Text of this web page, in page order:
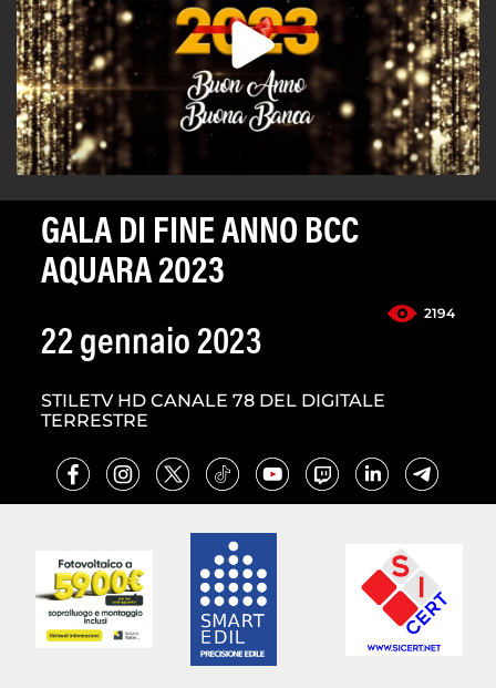
GALA DI FINE ANNO BCC
AQUARA 2023
2194
22 gennaio 2023
STILETV HD CANALE 78 DEL DIGITALE
TERRESTRE